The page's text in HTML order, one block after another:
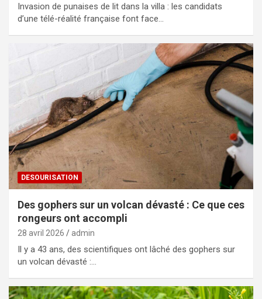
Invasion de punaises de lit dans la villa : les candidats
d’une télé-réalité française font face…
DESOURISATION
Des gophers sur un volcan dévasté : Ce que ces
rongeurs ont accompli
28 avril 2026 admin
Il y a 43 ans, des scientifiques ont lâché des gophers sur
un volcan dévasté :…